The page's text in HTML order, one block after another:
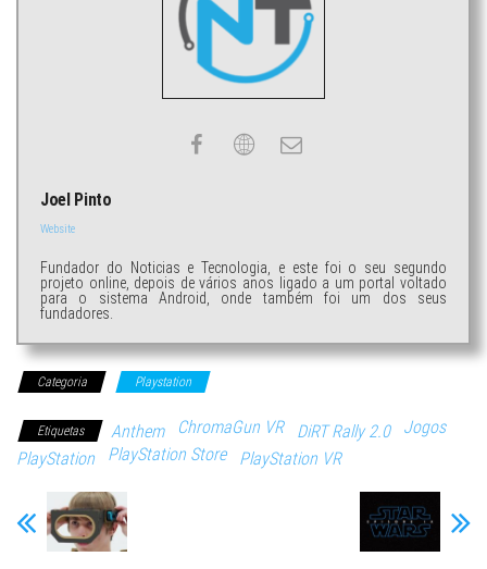
Joel Pinto
Website
Fundador do Noticias e Tecnologia, e este foi o seu segundo
projeto online, depois de vários anos ligado a um portal voltado
para o sistema Android, onde também foi um dos seus
fundadores.
Categoria Playstation
Etiquetas Anthem ChromaGun VR DiRT Rally 2.0
Jogos
PlayStation
PlayStation Store PlayStation VR